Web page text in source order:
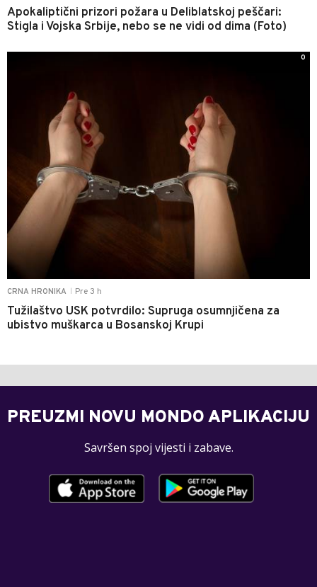
Apokaliptični prizori požara u Deliblatskoj peščari:
Stigla i Vojska Srbije, nebo se ne vidi od dima (Foto)
CRNA HRONIKA Pre 3 h
Tužilaštvo USK potvrdilo: Supruga osumnjičena za
ubistvo muškarca u Bosanskoj Krupi
0
PREUZMI NOVU MONDO APLIKACIJU
Savršen spoj vijesti i zabave.